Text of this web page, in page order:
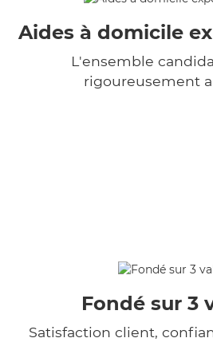
Aides à domicile
L'ensemble
rigoureusement
Fondé sur 3
Satisfaction client,